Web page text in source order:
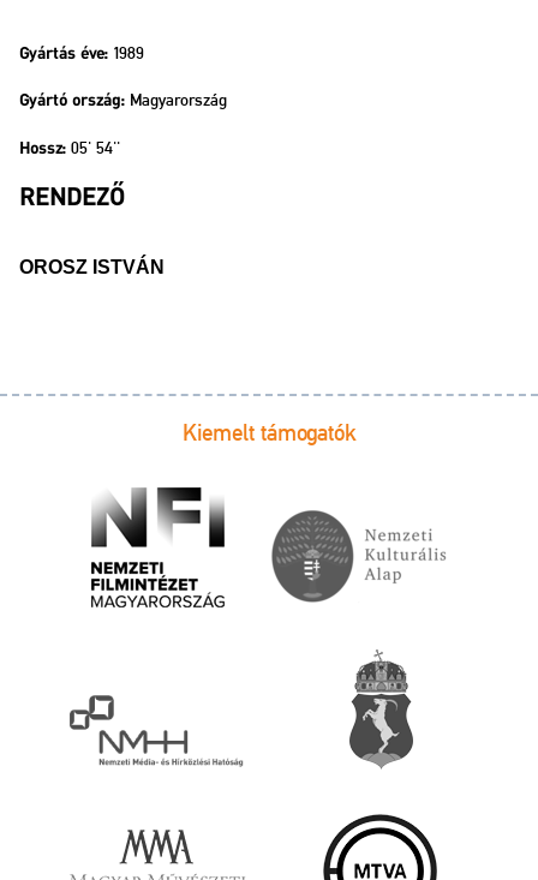
Gyártás éve: 1989
Gyártó ország: Magyarország
Hossz: 05' 54''
RENDEZŐ
OROSZ ISTVÁN
Kiemelt támogatók